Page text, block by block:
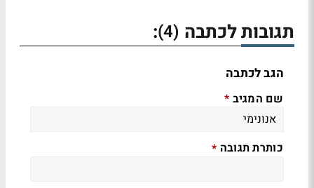
תגובות לכתבה (4)
:
הגב לכתבה
שם המגיב *
כותרת תגובה *